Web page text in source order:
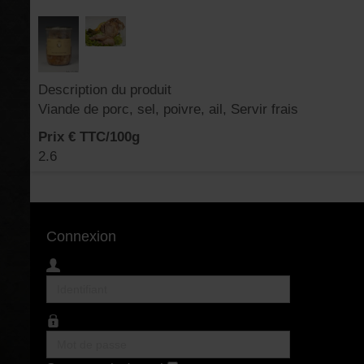
Description du produit
Viande de porc, sel, poivre, ail, Servir frais
Prix € TTC/100g
2.6
Connexion
de